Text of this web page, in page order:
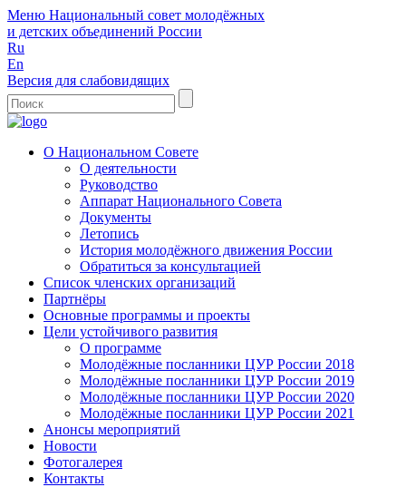
Меню Национальный совет молодёжных
и детских объединений России
Ru
En
Версия для слабовидящих
О Национальном Совете
О деятельности
Руководство
Аппарат Национального Совета
Документы
Летопись
История молодёжного движения России
Обратиться за консультацией
Список членских организаций
Партнёры
Основные программы и проекты
Цели устойчивого развития
О программе
Молодёжные посланники ЦУР России 2018
Молодёжные посланники ЦУР России 2019
Молодёжные посланники ЦУР России 2020
Молодёжные посланники ЦУР России 2021
Анонсы мероприятий
Новости
Фотогалерея
Контакты